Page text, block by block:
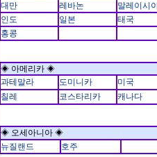
대만
레바논
말레이시
인도
일본
태국
홍콩
◈ 아메리카 ◈
과테말라
도미니카
미국
칠레
코스타리카 캐나다
◈ 오세아니아 ◈
뉴질랜드
호주